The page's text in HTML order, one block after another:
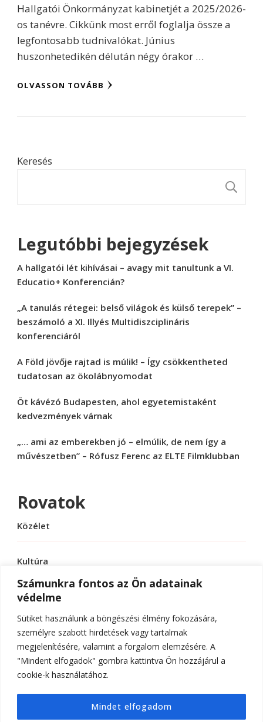
Számunkra fontos az Ön adatainak
védelme
Sütiket használunk a böngészési élmény fokozására,
személyre szabott hirdetések vagy tartalmak
megjelenítésére, valamint a forgalom elemzésére. A
"Mindent elfogadok" gombra kattintva Ön hozzájárul a
cookie-k használatához.
Mindet elfogadom
Hallgatói Önkormányzat kabinetjét a 2025/2026-
os tanévre. Cikkünk most erről foglalja össze a
legfontosabb tudnivalókat. Június
huszonhetedikén délután négy órakor …
OLVASSON TOVÁBB
Keresés
Legutóbbi bejegyzések
A hallgatói lét kihívásai – avagy mit tanultunk a VI.
Educatio+ Konferencián?
„A tanulás rétegei: belső világok és külső terepek” –
beszámoló a XI. Illyés Multidiszciplináris
konferenciáról
A Föld jövője rajtad is múlik! – Így csökkentheted
tudatosan az ökolábnyomodat
Öt kávézó Budapesten, ahol egyetemistaként
kedvezmények várnak
„… ami az emberekben jó – elmúlik, de nem így a
művészetben” – Rófusz Ferenc az ELTE Filmklubban
Rovatok
Közélet
Kultúra
Sport
Tudomány
© Szerzői jog 2026ELTE Online
fenntartva.Hello Fashion | FejlesztetteBlossom